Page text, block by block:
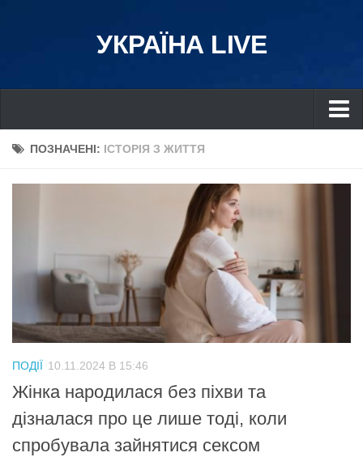
УКРАЇНА LIVE
Україна
Івано-Франківськ
Харків
Одеса
Схід
Прикарпаття
Економіка
Політика
ПОЗНАЧЕНІ: ІСТОРІЯ З ЖИТТЯ
ПОДІЇ 10.11.2024 В 15:46
Жінка народилася без піхви та
дізналася про це лише тоді, коли
спробувала зайнятися сексом